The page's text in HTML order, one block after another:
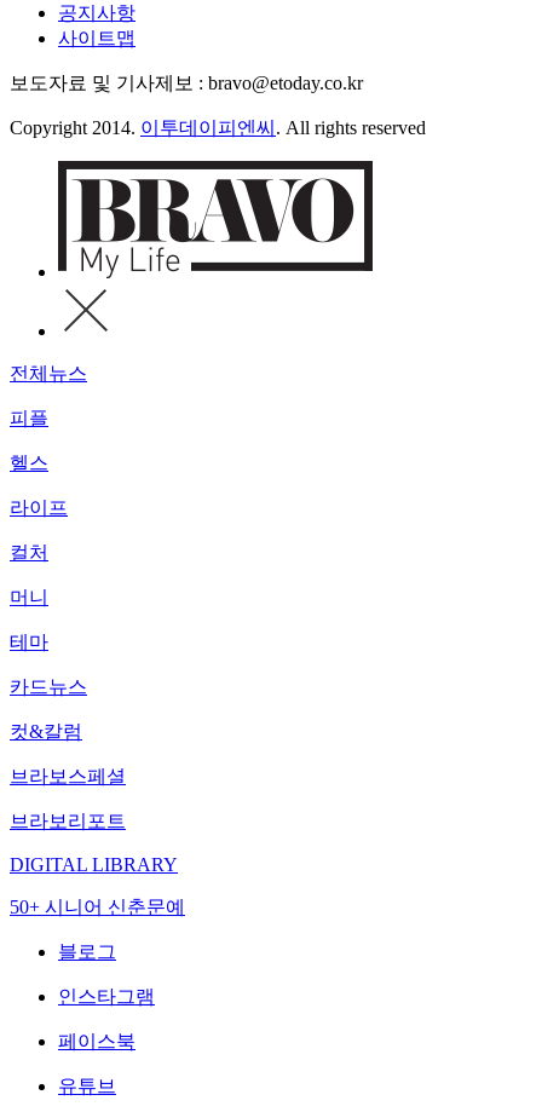
공지사항
사이트맵
보도자료 및 기사제보 : bravo@etoday.co.kr
Copyright 2014. 이투데이피엔씨 . All rights reserved
전체뉴스
피플
헬스
라이프
컬처
머니
테마
카드뉴스
컷&칼럼
브라보스페셜
브라보리포트
DIGITAL LIBRARY
50+ 시니어 신춘문예
블로그
인스타그램
페이스북
유튜브